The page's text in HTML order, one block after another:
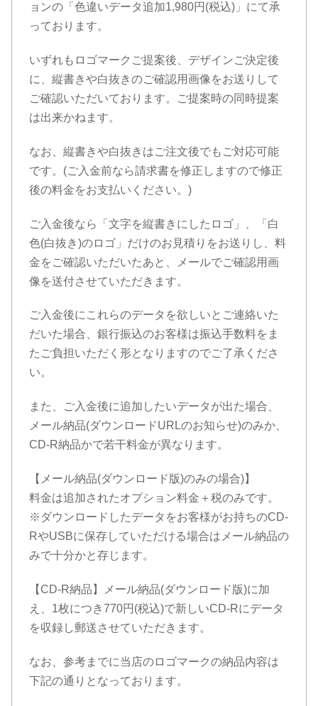
ョンの「色違いデータ追加1,980円(税込)」にて承
っております。
いずれもロゴマークご提案後、デザインご決定後
に、縦書きや白抜きのご確認用画像をお送りして
ご確認いただいております。ご提案時の同時提案
は出来かねます。
なお、縦書きや白抜きはご注文後でもご対応可能
です。(ご入金前なら請求書を修正しますので修正
後の料金をお支払いください。)
ご入金後なら「文字を縦書きにしたロゴ」、「白
色(白抜き)のロゴ」だけのお見積りをお送りし、料
金をご確認いただいたあと、メールでご確認用画
像を送付させていただきます。
ご入金後にこれらのデータを欲しいとご連絡いた
だいた場合、銀行振込のお客様は振込手数料をま
たご負担いただく形となりますのでご了承くださ
い。
また、ご入金後に追加したいデータが出た場合、
メール納品(ダウンロードURLのお知らせ)のみか、
CD-R納品かで若干料金が異なります。
【メール納品(ダウンロード版)のみの場合)】
料金は追加されたオプション料金＋税のみです。
※ダウンロードしたデータをお客様がお持ちのCD-
RやUSBに保存していただける場合はメール納品の
みで十分かと存じます。
【CD-R納品】メール納品(ダウンロード版)に加
え、1枚につき770円(税込)で新しいCD-Rにデータ
を収録し郵送させていただきます。
なお、参考までに当店のロゴマークの納品内容は
下記の通りとなっております。